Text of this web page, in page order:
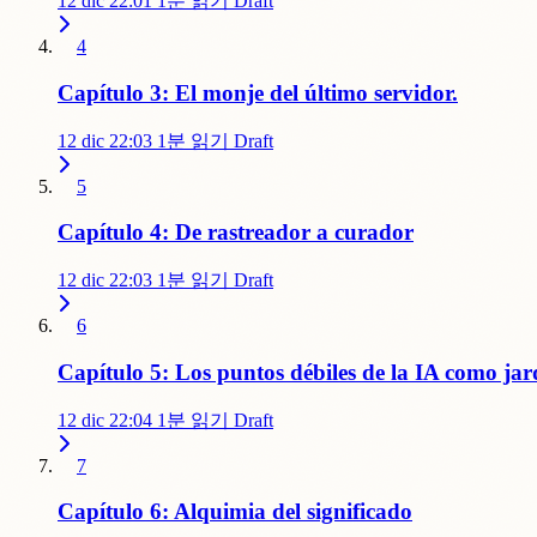
4
Capítulo 3: El monje del último servidor.
12 dic 22:03 1분 읽기 Draft
5
Capítulo 4: De rastreador a curador
12 dic 22:03 1분 읽기 Draft
6
Capítulo 5: Los puntos débiles de la IA como
12 dic 22:04 1분 읽기 Draft
7
Capítulo 6: Alquimia del significado